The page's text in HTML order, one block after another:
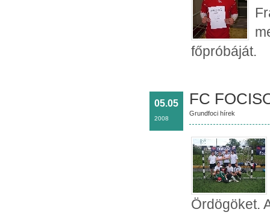
főpróbáját.
05.05
2008
FC
Grundfoci hírek
Ördögöket.